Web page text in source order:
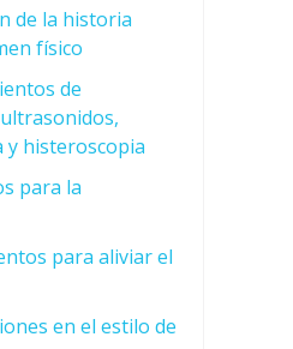
de la historia
físico
de
y histeroscopia
para la
para aliviar el
en el estilo de